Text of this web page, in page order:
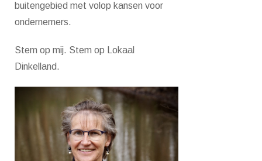
buitengebied met volop kansen voor
ondernemers.
Stem op mij. Stem op Lokaal
Dinkelland.